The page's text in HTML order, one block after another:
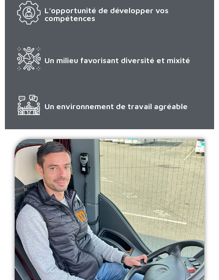
L’opportunité de développer vos
compétences
Un milieu favorisant diversité et mixité
Un environnement de travail agréable